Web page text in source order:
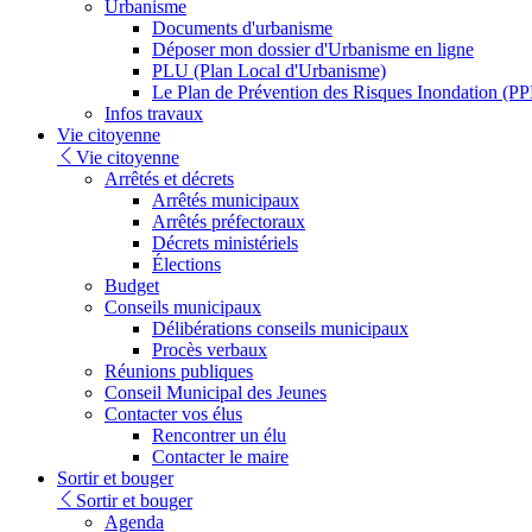
Urbanisme
Documents d'urbanisme
Déposer mon dossier d'Urbanisme en ligne
PLU (Plan Local d'Urbanisme)
Le Plan de Prévention des Risques Inondation
Infos travaux
Vie citoyenne
Vie citoyenne
Arrêtés et décrets
Arrêtés municipaux
Arrêtés préfectoraux
Décrets ministériels
Élections
Budget
Conseils municipaux
Délibérations conseils municipaux
Procès verbaux
Réunions publiques
Conseil Municipal des Jeunes
Contacter vos élus
Rencontrer un élu
Contacter le maire
Sortir et bouger
Sortir et bouger
Agenda